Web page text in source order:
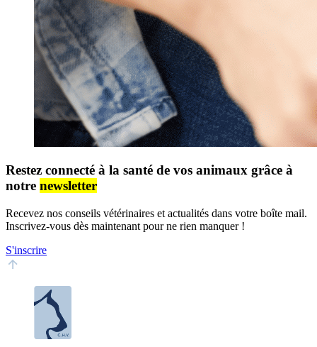
Restez connecté à la santé de vos animaux grâce à
notre newsletter
Recevez nos conseils vétérinaires et actualités dans votre boîte mail.
Inscrivez-vous dès maintenant pour ne rien manquer !
S'inscrire